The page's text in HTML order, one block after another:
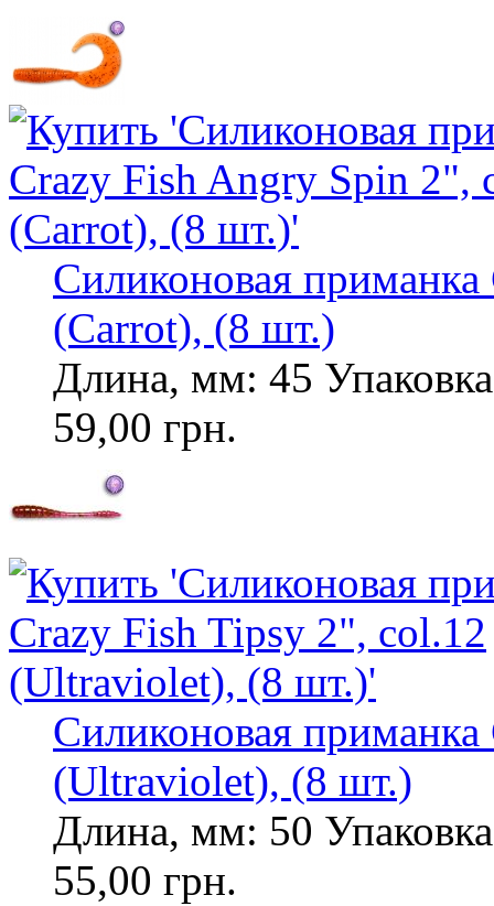
Силиконовая
(Carrot), (8 шт.)
Длина, мм: 45
59,00 грн.
Силиконовая
(Ultraviolet), (8 шт.)
Длина, мм: 50
55,00 грн.